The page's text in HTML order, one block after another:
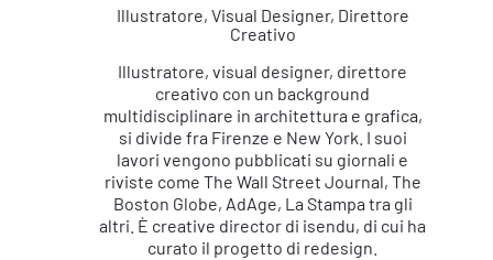
Illustratore, Visual Designer, Direttore
Creativo
Illustratore, visual designer, direttore
creativo con un background
multidisciplinare in architettura e grafica,
si divide fra Firenze e New York. I suoi
lavori vengono pubblicati su giornali e
riviste come The Wall Street Journal, The
Boston Globe, AdAge, La Stampa tra gli
altri. È creative director di isendu, di cui ha
curato il progetto di redesign.